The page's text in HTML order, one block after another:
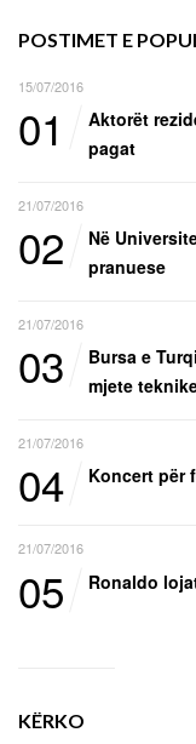
POSTIMET E
15/07/2016
01
Aktorët
pagat
21/07/2016
02
Në
pranuese
21/07/2016
03
Bursa e
mjete
21/07/2016
04 Koncert për
21/07/2016
05 Ronaldo
KËRKO